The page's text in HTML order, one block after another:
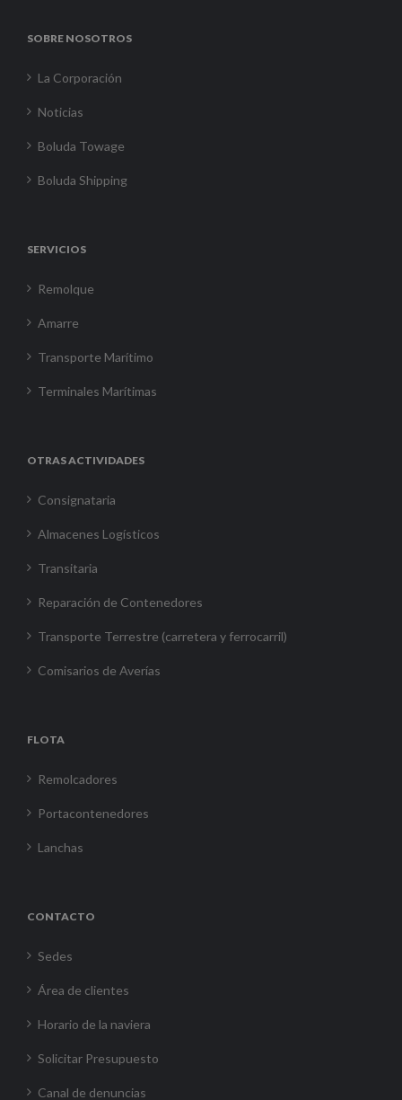
SOBRE NOSOTROS
La Corporación
Noticias
Boluda Towage
Boluda Shipping
SERVICIOS
Remolque
Amarre
Transporte Marítimo
Terminales Marítimas
OTRAS ACTIVIDADES
Consignataria
Almacenes Logísticos
Transitaria
Reparación de Contenedores
Transporte Terrestre (carretera y ferrocarril)
Comisarios de Averías
FLOTA
Remolcadores
Portacontenedores
Lanchas
CONTACTO
Sedes
Área de clientes
Horario de la naviera
Solicitar Presupuesto
Canal de denuncias